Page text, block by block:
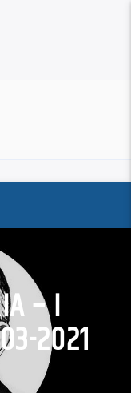
– I
2021